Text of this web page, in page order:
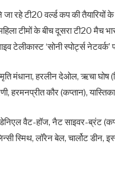
रहे टी20 वर्ल्ड कप की तैयारियों
टीमों के बीच दूसरा टी20
टेलीकास्ट ‘सोनी स्पोर्ट्स
मंधाना, हरलीन देओल, ऋचा घोष
हरमनप्रीत कौर (कप्तान),
वैट-हॉज, नैट साइवर-ब्रंट
स्मिथ, लॉरेन बेल, चार्लोट डीन,